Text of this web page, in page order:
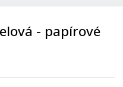
d
- papírové